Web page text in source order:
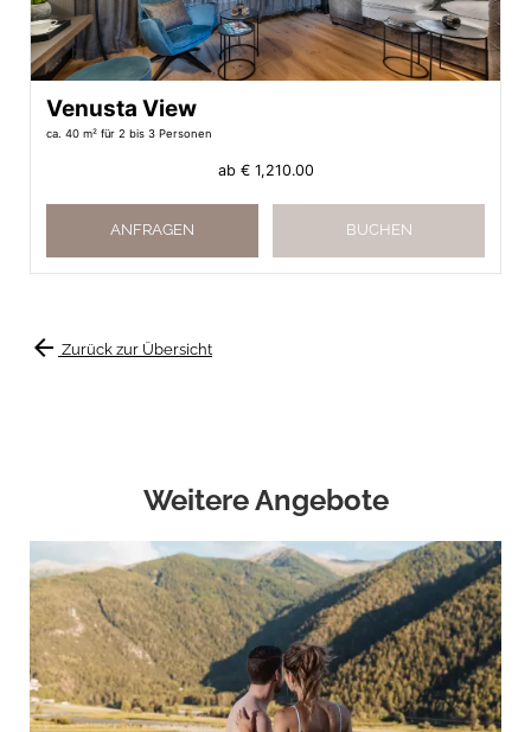
Venusta View
ca. 40 m² für 2 bis 3 Personen
ab € 1,210.00
ANFRAGEN BUCHEN
arrow_back Zurück zur Übersicht
Weitere Angebote